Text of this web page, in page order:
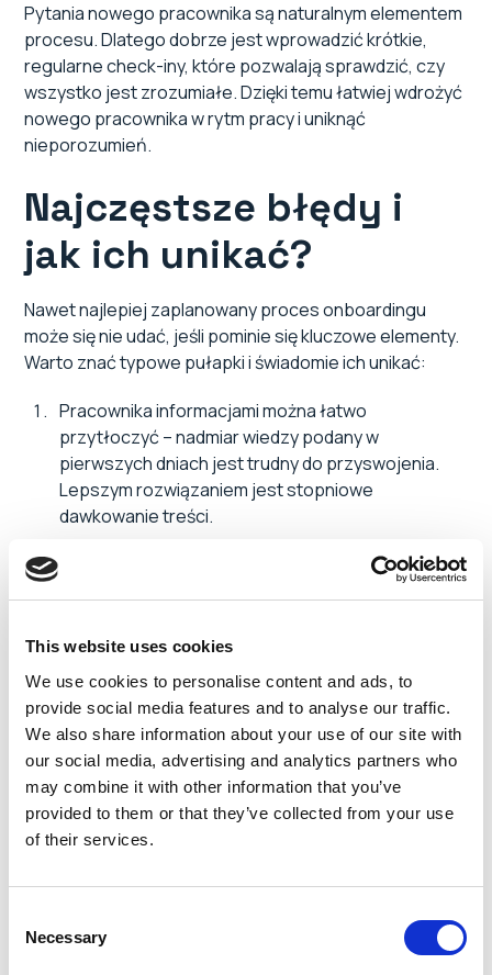
This website uses cookies
We use cookies to personalise content and ads, to
provide social media features and to analyse our traffic.
We also share information about your use of our site with
our social media, advertising and analytics partners who
may combine it with other information that you’ve
provided to them or that they’ve collected from your use
of their services.
Selection
Necessary
Pytania nowego pracownika są naturalnym elementem
procesu. Dlatego dobrze jest wprowadzić krótkie,
regularne check-iny, które pozwalają sprawdzić, czy
wszystko jest zrozumiałe. Dzięki temu łatwiej wdrożyć
nowego pracownika w rytm pracy i uniknąć
nieporozumień.
Najczęstsze błędy i
jak ich unikać?
Nawet najlepiej zaplanowany proces onboardingu
może się nie udać, jeśli pominie się kluczowe elementy.
Warto znać typowe pułapki i świadomie ich unikać:
Pracownika informacjami można łatwo
przytłoczyć – nadmiar wiedzy podany w
pierwszych dniach jest trudny do przyswojenia.
Lepszym rozwiązaniem jest stopniowe
dawkowanie treści.
Brak właściciela – jeśli nikt nie odpowiada za
proces wdrożenia, rodzi się chaos i poczucie
Ignorowanie integracji – nowej osoby nie można
zostawić samej sobie. Potrzebuje kontaktu z
zespołem, by poczuć się częścią organizacji.
Bagatelizowanie formalności – pominięcie
dokumentów czy medycyny pracy to częsty, a
bardzo kosztowny błąd.
obietnice składane kandydatowi w procesie